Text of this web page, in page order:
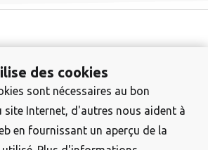
& Francophonie
des cookies
sont nécessaires au bon
Internet, d'autres nous aident à
en fournissant un aperçu de la